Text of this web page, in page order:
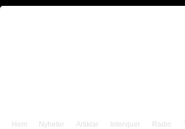
Hem Nyheter Artiklar Intervjuer Radio